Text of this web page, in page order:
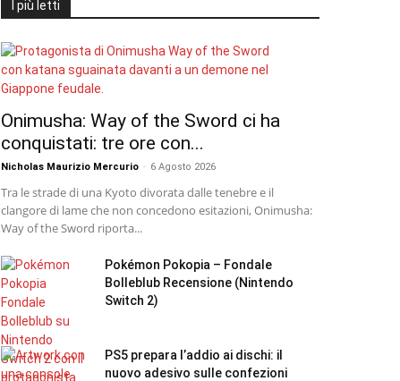
I più letti
Onimusha: Way of the Sword ci ha
conquistati: tre ore con...
Nicholas Maurizio Mercurio - 6 Agosto 2026
Tra le strade di una Kyoto divorata dalle tenebre e il
clangore di lame che non concedono esitazioni, Onimusha:
Way of the Sword riporta...
Pokémon Pokopia – Fondale
Bolleblub Recensione (Nintendo
Switch 2)
PS5 prepara l’addio ai dischi: il
nuovo adesivo sulle confezioni